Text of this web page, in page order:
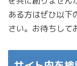
ある方はぜひ以下
さい。お待ちして